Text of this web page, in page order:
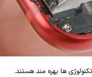
ها بهره مند هستند.